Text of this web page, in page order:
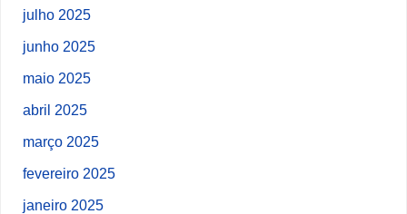
julho 2025
junho 2025
maio 2025
abril 2025
março 2025
fevereiro 2025
janeiro 2025